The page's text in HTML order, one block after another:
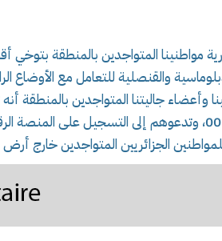
مواطنينا المتواجدين بالمنطقة
والقنصلية للتعامل مع الأوضاع
وأعضاء جاليتنا المتواجدين بالمنطقة
الجزائريين المتواجدين خارج